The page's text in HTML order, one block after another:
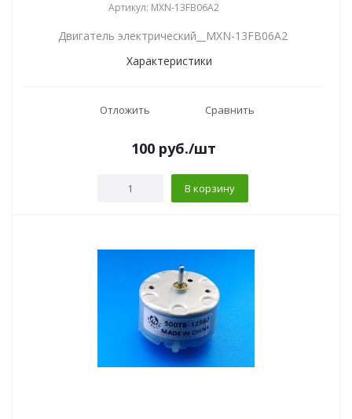
Артикул: MXN-13FB06A2
Двигатель электрический__MXN-13FB06A2
Характеристики
Отложить Сравнить
100руб./шт
В корзину